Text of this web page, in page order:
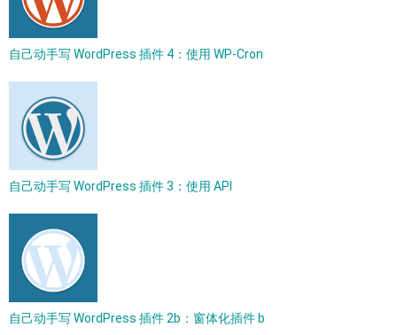
自己动手写 WordPress 插件 4：使用 WP-Cron
自己动手写 WordPress 插件 3：使用 API
自己动手写 WordPress 插件 2b：窗体化插件 b